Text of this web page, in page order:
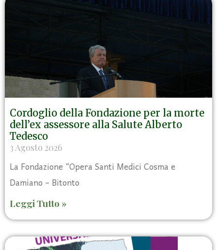
Cordoglio della Fondazione per la morte
dell’ex assessore alla Salute Alberto
Tedesco
3 Agosto 2026
La Fondazione “Opera Santi Medici Cosma e
Damiano – Bitonto
Leggi Tutto »